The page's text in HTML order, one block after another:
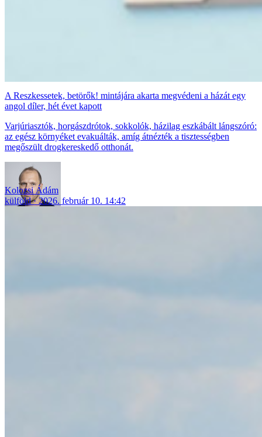
A Reszkessetek, betörők! mintájára akarta megvédeni a házát egy
angol díler, hét évet kapott
Varjúriasztók, horgászdrótok, sokkolók, házilag eszkábált lángszóró:
az egész környéket evakuálták, amíg átnézték a tisztességben
megőszült drogkereskedő otthonát.
Kolozsi Ádám
külföld
2026. február 10. 14:42